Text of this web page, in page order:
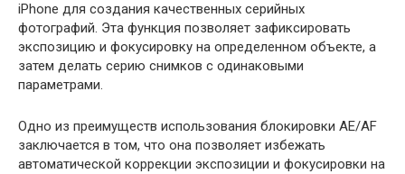
iPhone для создания качественных серийных
фотографий. Эта функция позволяет зафиксировать
экспозицию и фокусировку на определенном объекте, а
затем делать серию снимков с одинаковыми
параметрами.
Одно из преимуществ использования блокировки AE/AF
заключается в том, что она позволяет избежать
автоматической коррекции экспозиции и фокусировки на